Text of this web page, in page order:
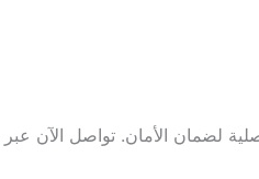
لضمان الأمان. تواصل الآن عبر